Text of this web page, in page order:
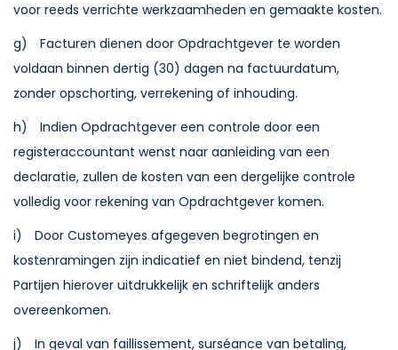
voor reeds verrichte werkzaamheden en gemaakte kosten.
g) Facturen dienen door Opdrachtgever te worden
voldaan binnen dertig (30) dagen na factuurdatum,
zonder opschorting, verrekening of inhouding.
h) Indien Opdrachtgever een controle door een
registeraccountant wenst naar aanleiding van een
declaratie, zullen de kosten van een dergelijke controle
volledig voor rekening van Opdrachtgever komen.
i) Door Customeyes afgegeven begrotingen en
kostenramingen zijn indicatief en niet bindend, tenzij
Partijen hierover uitdrukkelijk en schriftelijk anders
overeenkomen.
j) In geval van faillissement, surséance van betaling,